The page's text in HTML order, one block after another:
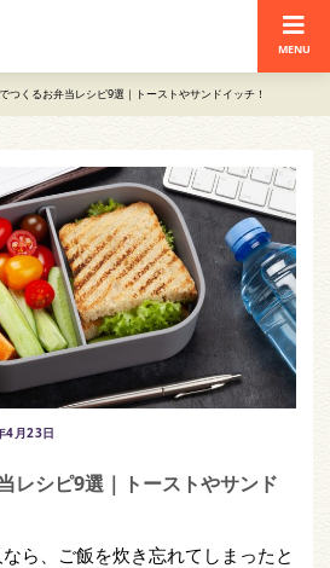
MENU
つくるお弁当レシピ9選｜トーストやサンドイッチ！
4月23日
レシピ9選｜トーストやサンド
ら、ご飯を炊き忘れてしまったと